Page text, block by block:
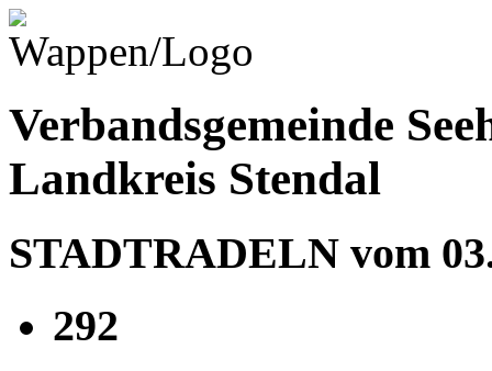
Verbandsgemeinde
Landkreis Stendal
STADTRADELN vom
292